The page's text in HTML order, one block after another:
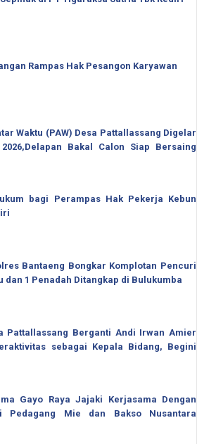
Rampas Hak Pesangon Karyawan
Waktu (PAW) Desa Pattallassang Digelar
Bakal Calon Siap Bersaing
bagi Perampas Hak Pekerja Kebun
Bantaeng Bongkar Komplotan Pencuri
dan 1 Penadah Ditangkap di Bulukumba
Pattallassang Berganti Andi Irwan Amier
sebagai Kepala Bidang, Begini
Gayo Raya Jajaki Kerjasama Dengan
Pedagang Mie dan Bakso Nusantara